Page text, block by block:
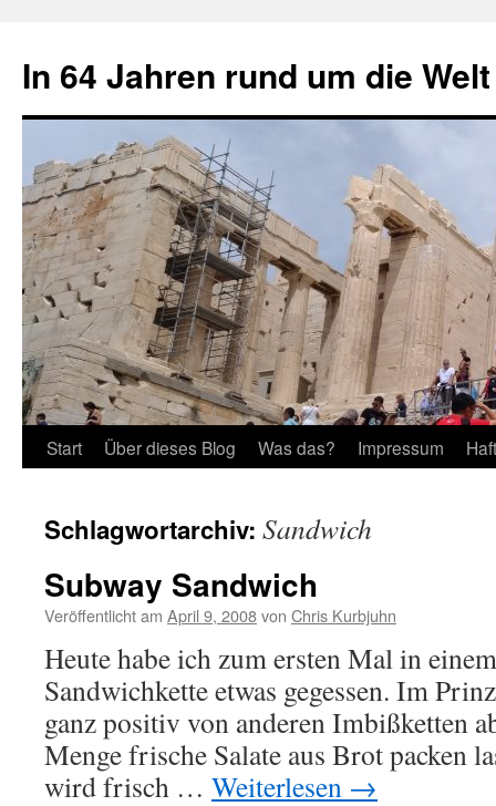
springen
In 64 Jahren rund um die Welt
Start Über dieses Blog Was das? Impressum
Schlagwortarchiv: Sandwich
Subway Sandwich
Veröffentlicht am April 9, 2008von Chris Kurbjuhn
Heute habe ich zum ersten Mal in
Sandwichkette etwas gegessen. Im
ganz positiv von anderen Imbißketten
Menge frische Salate aus Brot packen
wird frisch … Weiterlesen →